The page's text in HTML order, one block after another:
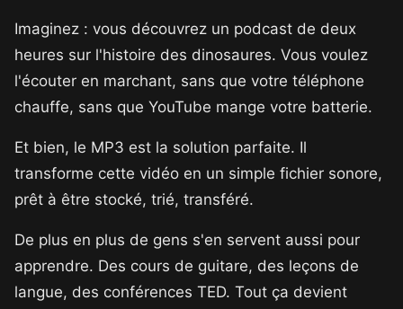
Imaginez : vous découvrez un podcast de deux
heures sur l'histoire des dinosaures. Vous voulez
l'écouter en marchant, sans que votre téléphone
chauffe, sans que YouTube mange votre batterie.
Et bien, le MP3 est la solution parfaite. Il
transforme cette vidéo en un simple fichier sonore,
prêt à être stocké, trié, transféré.
De plus en plus de gens s'en servent aussi pour
apprendre. Des cours de guitare, des leçons de
langue, des conférences TED. Tout ça devient